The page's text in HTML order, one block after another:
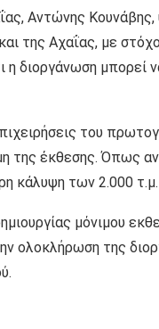
Αντώνης
της Αχαΐας, με
η διοργάνωση
του
της έκθεσης. Όπως
κάλυψη των 2.000
μόνιμου
ολοκλήρωση της